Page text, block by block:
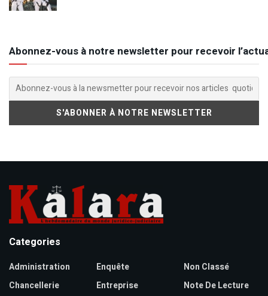
Abonnez-vous à notre newsletter pour recevoir
Categories
Administration
Chancellerie
Enquête
Entreprise
Non Classé
Note De Lecture